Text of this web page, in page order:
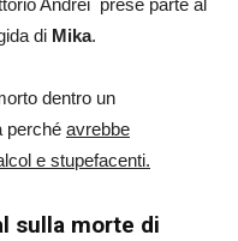
Andrei prese parte al
di Mika.
dentro un
perché avrebbe
e stupefacenti.
sulla morte di